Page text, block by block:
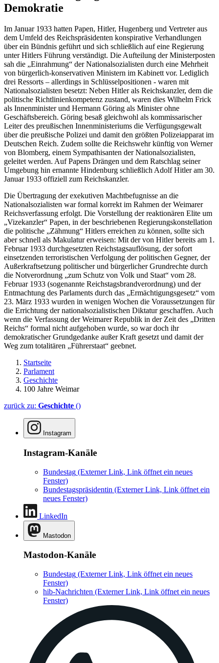
Demokratie
Im Januar 1933 hatten Papen, Hitler, Hugenberg und Vertreter aus
dem Umfeld des Reichspräsidenten konspirative Verhandlungen
über ein Bündnis geführt und sich schließlich auf eine Regierung
unter Hitlers Führung verständigt. Die Aufteilung der Ministerposten
sah die „Einrahmung“ der Nationalsozialisten durch eine Mehrheit
von bürgerlich-konservativen Ministern im Kabinett vor. Lediglich
drei Ressorts – allerdings in Schlüsselpositionen - waren mit
Nationalsozialisten besetzt: Neben Hitler als Reichskanzler, dem die
politische Richtlinienkompetenz zustand, waren dies Wilhelm Frick
als Innenminister und Hermann Göring als Minister ohne
Geschäftsbereich. Göring besaß gleichwohl als kommissarischer
Leiter des preußischen Innenministeriums die Verfügungsgewalt
über die preußische Polizei und damit den größten Polizeiapparat im
Deutschen Reich. Zudem sollte die Reichswehr künftig von Werner
von Blomberg, einem Sympathisanten der Nationalsozialisten,
geleitet werden. Auf Papens Drängen und dem Ratschlag seiner
Umgebung hin ernannte Hindenburg schließlich Adolf Hitler am 30.
Januar 1933 offiziell zum Reichskanzler.
Die Übertragung der exekutiven Machtbefugnisse an die
Nationalsozialisten war formal korrekt im Rahmen der Weimarer
Reichsverfassung erfolgt. Die Vorstellung der reaktionären Elite um
„Vizekanzler“ Papen, in der beschriebenen Regierungskonstellation
die politische „Zähmung“ Hitlers erreichen zu können, sollte sich
aber schnell als Makulatur erweisen: Mit der von Hitler bereits am 1.
Februar 1933 durchgesetzten Reichstagsauflösung, der sofort
einsetzenden terroristischen Verfolgung der politischen Gegner, der
Außerkraftsetzung politischer und bürgerlicher Grundrechte durch
die Notverordnung „zum Schutz von Volk und Staat“ vom 28.
Februar 1933 (sogenannte Reichstagsbrandverordnung) und der
Entmachtung des Parlaments durch das „Ermächtigungsgesetz“ vom
23. März 1933 wurden in wenigen Wochen die Voraussetzungen für
die Errichtung der nationalsozialistischen Diktatur geschaffen. Auch
wenn die Verfassung der Weimarer Republik in der Zeit des „Dritten
Reichs“ formal nicht aufgehoben wurde, so war doch ihr
demokratischer Grundgedanke außer Kraft gesetzt und damit der
Weg zum totalitären „Führerstaat“ geebnet.
Startseite
Parlament
Geschichte
100 Jahre Weimar
zurück zu: Geschichte ()
Instagram
Instagram-Kanäle
Bundestag (Externer Link, Link öffnet ein neues
Fenster)
Bundestagspräsidentin (Externer Link, Link öffnet ein
neues Fenster)
LinkedIn
Mastodon
Mastodon-Kanäle
Bundestag (Externer Link, Link öffnet ein neues
Fenster)
hib-Nachrichten (Externer Link, Link öffnet ein neues
Fenster)